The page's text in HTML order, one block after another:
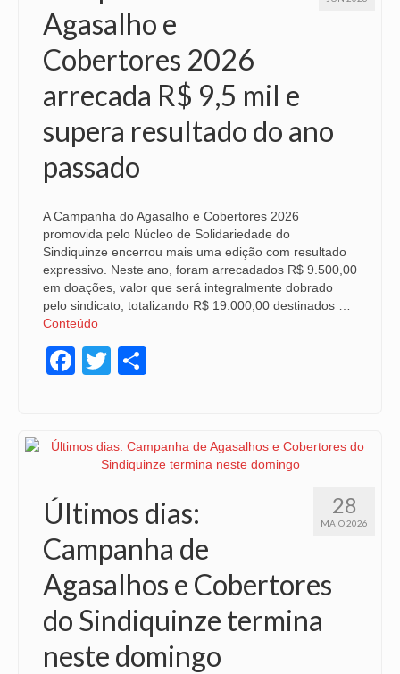
Agasalho e
Cobertores 2026
arrecada R$ 9,5 mil e
supera resultado do ano
passado
A Campanha do Agasalho e Cobertores 2026
promovida pelo Núcleo de Solidariedade do
Sindiquinze encerrou mais uma edição com resultado
expressivo. Neste ano, foram arrecadados R$ 9.500,00
em doações, valor que será integralmente dobrado
pelo sindicato, totalizando R$ 19.000,00 destinados …
Conteúdo
Facebook
Twitter
28
MAIO 2026
Últimos dias:
Campanha de
Agasalhos e Cobertores
do Sindiquinze termina
neste domingo